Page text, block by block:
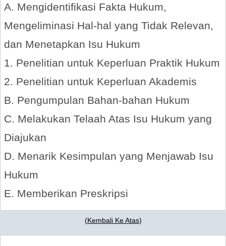
A. Mengidentifikasi Fakta Hukum,
Mengeliminasi Hal-hal yang Tidak Relevan,
dan Menetapkan Isu Hukum
1. Penelitian untuk Keperluan Praktik Hukum
2. Penelitian untuk Keperluan Akademis
B. Pengumpulan Bahan-bahan Hukum
C. Melakukan Telaah Atas Isu Hukum yang
Diajukan
D. Menarik Kesimpulan yang Menjawab Isu
Hukum
E. Memberikan Preskripsi
(Kembali Ke Atas)